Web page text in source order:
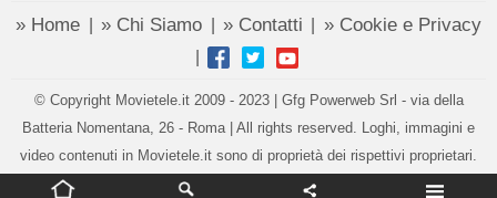
» Home » Chi Siamo » Contatti » Cookie e Privacy
|
© Copyright Movietele.it 2009 - 2023 | Gfg Powerweb Srl - via della
Batteria Nomentana, 26 - Roma | All rights reserved. Loghi, immagini e
video contenuti in Movietele.it sono di proprietà dei rispettivi proprietari.
Impostazioni privacy